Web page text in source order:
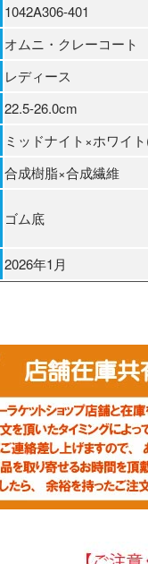
1042A306-401
オムニ・クレーコート
レディース
22.5-26.0cm
ミッドナイト×ホワイ
合成樹脂×合成繊維
ゴム底
2026年1月